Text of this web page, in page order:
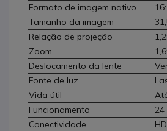
Formato de imagem nativo
Tamanho da imagem
Relação de projeção
Zoom
Deslocamento da lente
Fonte de luz
Vida útil
Funcionamento
24
Conectividade